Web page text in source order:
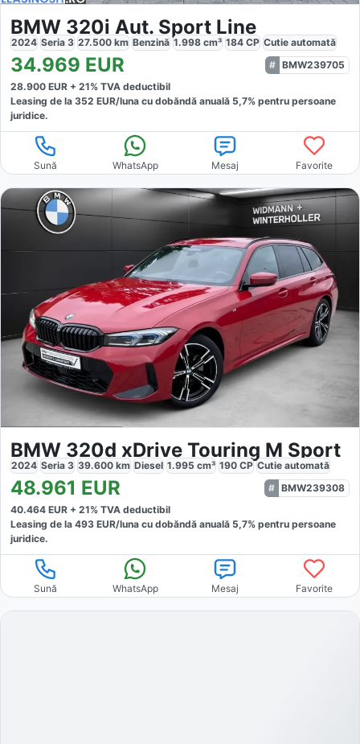
BMW 320i Aut. Sport Line
2024 Seria 3 27.500 km Benzină 1.998 cm³ 184 CP Cutie automată
34.969 EUR
BMW239705
28.900 EUR + 21% TVA deductibil
Leasing de la 352 EUR/luna cu dobăndă anuală 5,7% pentru persoane
juridice.
Sună WhatsApp Mesaj Favorite
BMW 320d xDrive Touring M Sport
2024 Seria 3 39.600 km Diesel 1.995 cm³ 190 CP Cutie automată
48.961 EUR
BMW239308
40.464 EUR + 21% TVA deductibil
Leasing de la 493 EUR/luna cu dobăndă anuală 5,7% pentru persoane
juridice.
Sună WhatsApp Mesaj Favorite